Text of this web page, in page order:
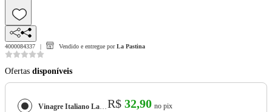
4000084337 Vendido e entregue por La Pastina
Ofertas disponíveis
Vinagre Italiano La Pastina Maca Nao Filtrado 500mlR$ 32,90 no pix